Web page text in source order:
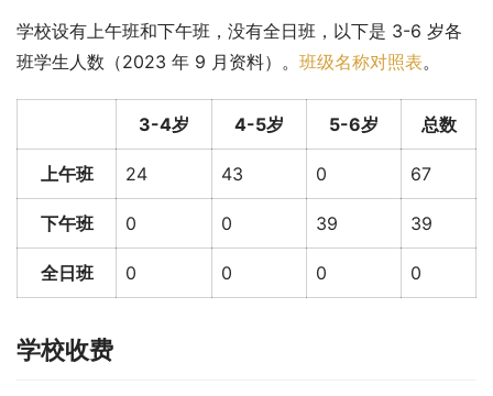
学校设有上午班和下午班，没有全日班，以下是 3-6 岁各
班学生人数（2023 年 9 月资料）。 班级名称对照表。
3-4岁 4-5岁 5-6岁 总数
上午班 24 43 0 67
下午班 0 0 39 39
全日班 0 0 0 0
学校收费